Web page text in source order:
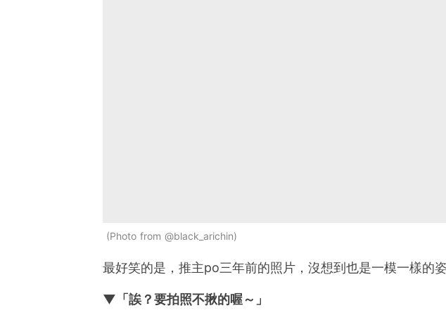
Photo from @black_arichin
最好笑的是，推主po三年前的照片，沒想到也是一模一樣的
▼「誒？要拍照不揪的喔～」